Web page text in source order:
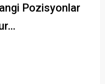
Pozisyonlar